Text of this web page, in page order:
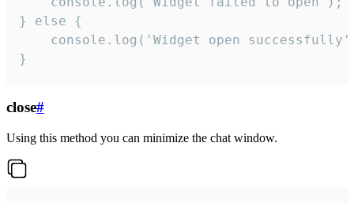
} else {
console.log('Widget open
}
close#
Using this method you can minimize the chat window.